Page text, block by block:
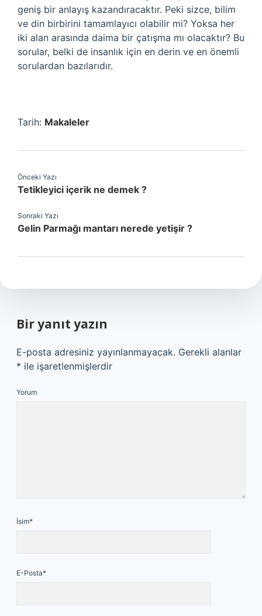
geniş bir anlayış kazandıracaktır. Peki sizce, bilim
ve din birbirini tamamlayıcı olabilir mi? Yoksa her
iki alan arasında daima bir çatışma mı olacaktır? Bu
sorular, belki de insanlık için en derin ve en önemli
sorulardan bazılarıdır.
Tarih: Makaleler
Önceki Yazı
Tetikleyici içerik ne demek ?
Sonraki Yazı
Gelin Parmağı mantarı nerede yetişir ?
Bir yanıt yazın
E-posta adresiniz yayınlanmayacak. Gerekli alanlar
* ile işaretlenmişlerdir
Yorum
İsim*
E-Posta*